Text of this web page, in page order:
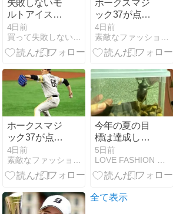
失敗しないモ
ルトアイスの
作り方＆透明
度アップの裏
技
4日前
ホークスマジ
ック37が点灯
ーー早すぎる
(@_@) 阪神今
日の負けは痛
遥人は計算し
ていたの
に・・・（＞
＜；）
4日前
ホークスマジ
ック37が点灯
ーー早すぎる
(@_@) 阪神今
日の負けは痛
遥人は計算し
ていたの
4日前
今年の夏の目
標は達成しま
した〜！！野
生動物にも遭
遇
5日前
全て表示